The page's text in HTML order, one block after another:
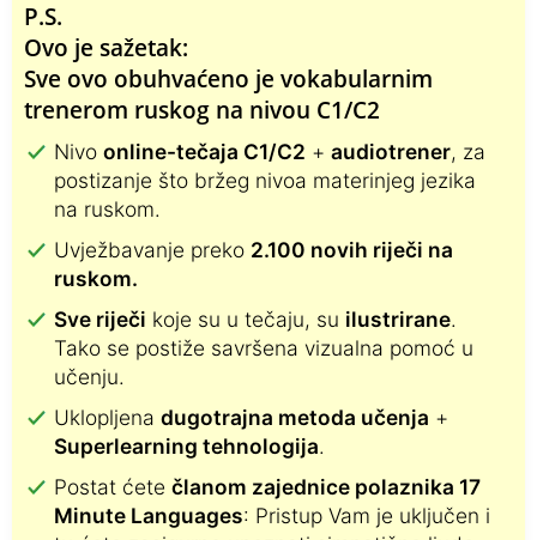
P.S.
Ovo je sažetak:
Sve ovo obuhvaćeno je vokabularnim
trenerom ruskog na nivou C1/C2
Nivo online-tečaja C1/C2 + audiotrener, za
postizanje što bržeg nivoa materinjeg jezika
na ruskom.
Uvježbavanje preko 2.100 novih riječi na
ruskom.
Sve riječi koje su u tečaju, su ilustrirane.
Tako se postiže savršena vizualna pomoć u
učenju.
Uklopljena dugotrajna metoda učenja +
Superlearning tehnologija.
Postat ćete članom zajednice polaznika 17
Minute Languages: Pristup Vam je uključen i